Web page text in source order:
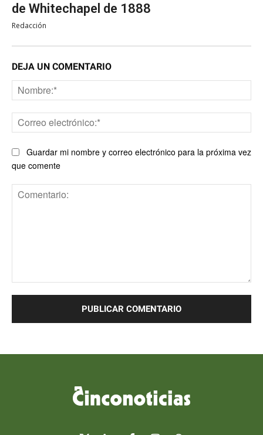
de Whitechapel de 1888
Redacción
DEJA UN COMENTARIO
Guardar mi nombre y correo electrónico para la próxima vez
que comente